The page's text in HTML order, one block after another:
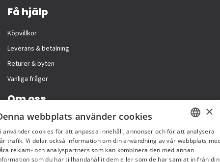
Få hjälp
Köpvillkor
Leverans & betalning
Returer & byten
Vanliga frågor
Om oss
Företagsinformation
SWEDISH
FI
×
webbplats använder cookies
använder cookies för att anpassa innehåll, annonser och för att analysera
trafik. Vi delar också information om din användning av vår webbplats
reklam- och analyspartners som kan kombinera den med annan
som du har tillhandahållit dem eller som de har samlat in från din